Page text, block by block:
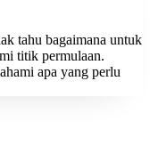
tahu bagaimana untuk
titik permulaan.
apa yang perlu